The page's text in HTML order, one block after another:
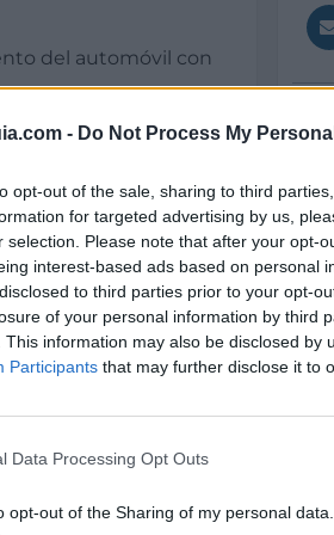
- Do Not Process My
opt-out of the sale, sharing to third
for targeted advertising by us,
selection. Please note that after your opt-
interest-based ads based on personal
to third parties prior to your opt-
of your personal information by third
This information may also be disclosed by
Participants that may further disclose it to
Data Processing Opt Outs
opt-out of the Sharing of my personal data.
del automóvil con